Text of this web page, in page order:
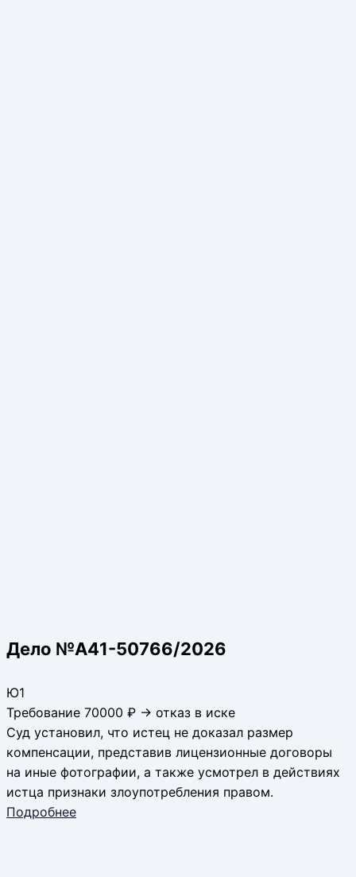
Дело №А41-50766/2026
Ю1
Требование 70000 ₽ → отказ в иске
Суд установил, что истец не доказал размер
компенсации, представив лицензионные договоры
на иные фотографии, а также усмотрел в действиях
истца признаки злоупотребления правом.
Подробнее